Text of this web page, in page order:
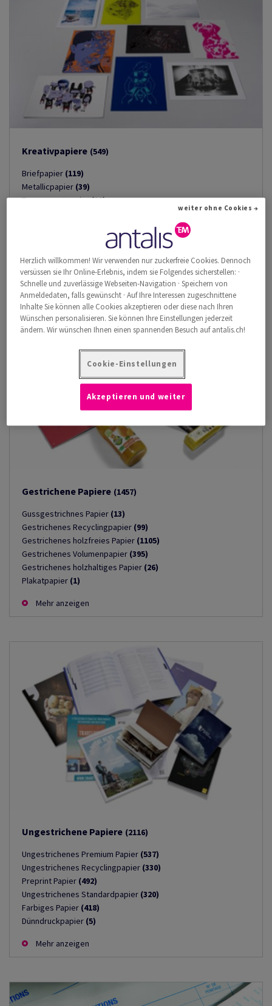
Kreativpapiere (549)
Briefpapier (119)
Metallicpapier (39)
Transparentpapier(10)
(113)
Mehr anzeigen
Gestrichene Papiere (1457)
Gussgestrichnes Papier (13)
Gestrichenes Recyclingpapier (99)
Gestrichenes holzfreies Papier (1105)
Gestrichenes Volumenpapier (395)
Gestrichenes holzhaltiges Papier (26)
Plakatpapier (1)
Mehr anzeigen
Ungestrichene Papiere (2116)
Ungestrichenes Premium Papier (537)
Ungestrichenes Recyclingpapier (330)
Preprint Papier (492)
Ungestrichenes Standardpapier (320)
Farbiges Papier (418)
Dünndruckpapier (5)
Mehr anzeigen
Herzlich willkommen! Wir verwenden nur zuckerfreie Cookies. Dennoch
versüssen sie Ihr Online-Erlebnis, indem sie Folgendes sicherstellen: ·
Schnelle und zuverlässige Webseiten-Navigation · Speichern von
Anmeldedaten, falls gewünscht · Auf Ihre Interessen zugeschnittene
Inhalte Sie können alle Cookies akzeptieren oder diese nach Ihren
Wünschen personalisieren. Sie können Ihre Einstellungen jederzeit
ändern. Wir wünschen Ihnen einen spannenden Besuch auf antalis.ch!
Cookie-Einstellungen
weiter ohne Cookies →
Akzeptieren und weiter